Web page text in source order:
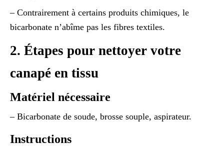
– Contrairement à certains produits chimiques, le
bicarbonate n’abîme pas les fibres textiles.
2. Étapes pour nettoyer votre
canapé en tissu
Matériel nécessaire
– Bicarbonate de soude, brosse souple, aspirateur.
Instructions